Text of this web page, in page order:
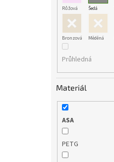
Růžová Šedá
Bronzová Měděná
Průhledná
Materiál
ASA
PETG